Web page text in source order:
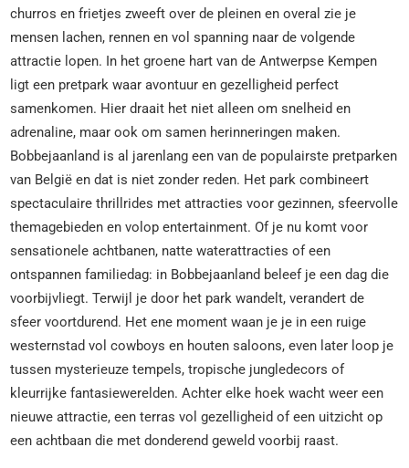
churros en frietjes zweeft over de pleinen en overal zie je
mensen lachen, rennen en vol spanning naar de volgende
attractie lopen. In het groene hart van de Antwerpse Kempen
ligt een pretpark waar avontuur en gezelligheid perfect
samenkomen. Hier draait het niet alleen om snelheid en
adrenaline, maar ook om samen herinneringen maken.
Bobbejaanland is al jarenlang een van de populairste pretparken
van België en dat is niet zonder reden. Het park combineert
spectaculaire thrillrides met attracties voor gezinnen, sfeervolle
themagebieden en volop entertainment. Of je nu komt voor
sensationele achtbanen, natte waterattracties of een
ontspannen familiedag: in Bobbejaanland beleef je een dag die
voorbijvliegt. Terwijl je door het park wandelt, verandert de
sfeer voortdurend. Het ene moment waan je je in een ruige
westernstad vol cowboys en houten saloons, even later loop je
tussen mysterieuze tempels, tropische jungledecors of
kleurrijke fantasiewerelden. Achter elke hoek wacht weer een
nieuwe attractie, een terras vol gezelligheid of een uitzicht op
een achtbaan die met donderend geweld voorbij raast.